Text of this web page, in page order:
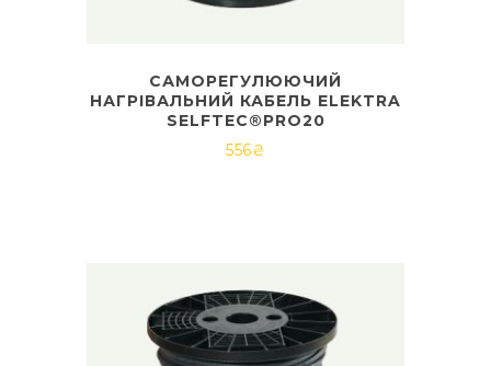
САМОРЕГУЛЮЮЧИЙ
НАГРІВАЛЬНИЙ КАБЕЛЬ ELEKTRA
SELFTEC®PRO20
556₴